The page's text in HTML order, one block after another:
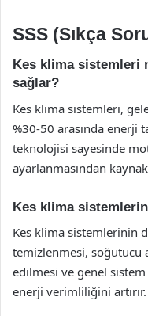
SSS (Sıkça
Kes klima sistemleri
sağlar?
Kes klima sistemleri,
%30-50 arasında enerji
teknolojisi sayesinde
ayarlanmasından
Kes klima
Kes klima sistemlerinin
temizlenmesi, soğutucu
edilmesi ve genel sistem
enerji verimliliğini artırır.